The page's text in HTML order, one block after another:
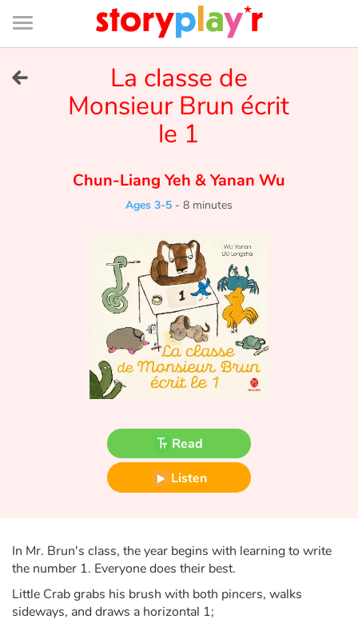
Connexion
Bibliothèque
de
page
Tales and classics in french
Fable, myth, literature and poetry
Ogres, monsters and witches
Heroines and Heroes
The animals
Travel, epic, investigation, adventure
La classe de
Monsieur Brun écrit
le 1
Chun-Liang Yeh &Yanan Wu
Ages 3-5 - 8 minutes
Read
Listen
In Mr. Brun's class, the year begins with learning to write
the number 1. Everyone does their best.
Little Crab grabs his brush with both pincers, walks
sideways, and draws a horizontal 1;